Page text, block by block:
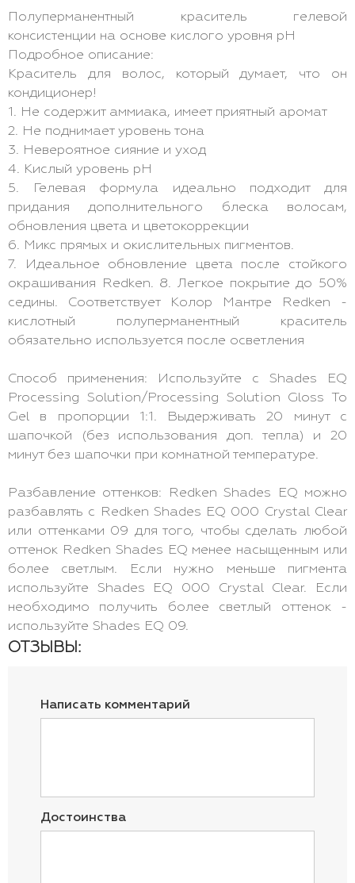
Полуперманентный краситель гелевой
консистенции на основе кислого уровня pH
Подробное описание:
Краситель для волос, который думает, что он
кондиционер!
1. Не содержит аммиака, имеет приятный аромат
2. Не поднимает уровень тона
3. Невероятное сияние и уход
4. Кислый уровень pH
5. Гелевая формула идеально подходит для
придания дополнительного блеска волосам,
обновления цвета и цветокоррекции
6. Микс прямых и окислительных пигментов.
7. Идеальное обновление цвета после стойкого
окрашивания Redken. 8. Легкое покрытие до 50%
седины. Соответствует Колор Мантре Redken -
кислотный полуперманентный краситель
обязательно используется после осветления
Способ применения: Используйте с Shades EQ
Processing Solution/Processing Solution Gloss To
Gel в пропорции 1:1. Выдерживать 20 минут с
шапочкой (без использования доп. тепла) и 20
минут без шапочки при комнатной температуре.
Разбавление оттенков: Redken Shades EQ можно
разбавлять с Redken Shades EQ 000 Crystal Clear
или оттенками 09 для того, чтобы сделать любой
оттенок Redken Shades EQ менее насыщенным или
более светлым. Если нужно меньше пигмента
используйте Shades EQ 000 Crystal Clear. Если
необходимо получить более светлый оттенок -
используйте Shades EQ 09.
ОТЗЫВЫ:
Написать комментарий
Достоинства